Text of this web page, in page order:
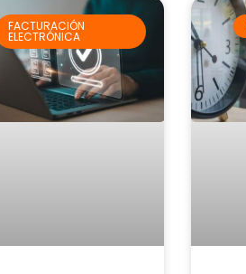
FACTURACIÓN
ELECTRÓNICA